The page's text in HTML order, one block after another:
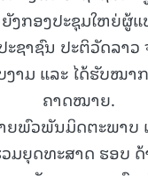
ຍັງກອງປະຊຸມໃຫຍ່ຜູ້
ຊາຊົນ ປະຕິວັດລາວ
ງາມ ແລະ ໄດ້ຮັບໝາ
ຄາດໝາຍ.
ຍພົວພັນມິດຕະພາບ
ມຍຸດທະສາດ ຮອບ